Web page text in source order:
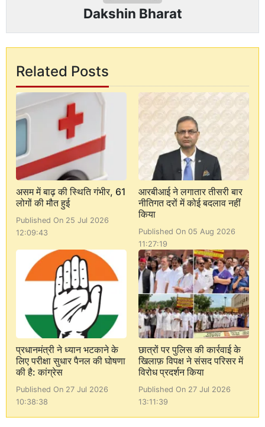
Dakshin Bharat
Related Posts
असम में बाढ़ की स्थिति गंभीर, 61
लोगों की मौत हुई
Published On 25 Jul 2026
12:09:43
आरबीआई ने लगातार तीसरी बार
नीतिगत दरों में कोई बदलाव नहीं
किया
Published On 05 Aug 2026
11:27:19
प्रधानमंत्री ने ध्यान भटकाने के
लिए परीक्षा सुधार पैनल की घोषणा
की है: कांग्रेस
Published On 27 Jul 2026
10:38:38
छात्रों पर पुलिस की कार्रवाई के
खिलाफ़ विपक्ष ने संसद परिसर में
विरोध प्रदर्शन किया
Published On 27 Jul 2026
13:11:39